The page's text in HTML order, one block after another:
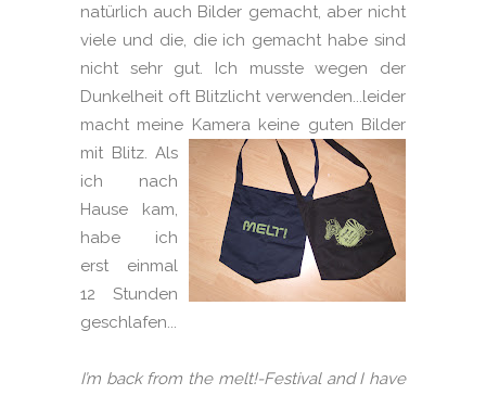
natürlich auch Bilder gemacht, aber nicht
viele und die, die ich gemacht habe sind
nicht sehr gut. Ich musste wegen der
Dunkelheit oft Blitzlicht verwenden...leider
macht meine Kamera keine guten Bilder
mit Blitz. Als
ich nach
Hause kam,
habe ich
erst einmal
12 Stunden
geschlafen...
I’m back from the melt!-Festival and I have